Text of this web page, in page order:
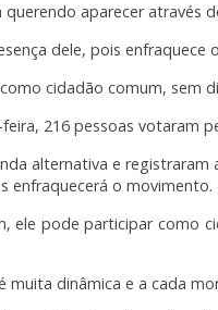
querendo aparecer através
dele, pois enfraquece
cidadão comum, sem
216 pessoas votaram
alternativa e
enfraquecerá o movimento.
ele pode participar como
muita dinâmica e a cada